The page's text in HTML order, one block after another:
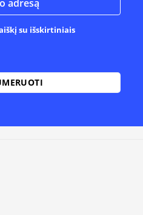
su išskirtiniais